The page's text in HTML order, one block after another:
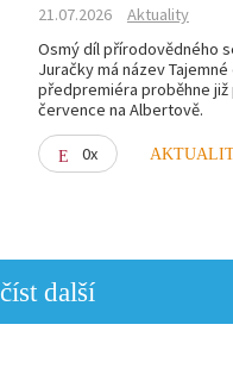
21.07.2026
Aktuality
Osmý díl přírodovědného
Juračky má název
předpremiéra proběhne již
července na Albertově.
0x
další